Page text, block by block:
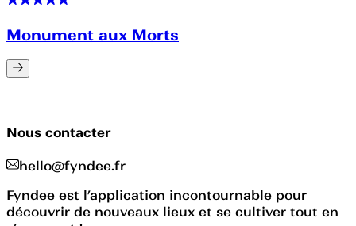
Monument aux Morts
Nous contacter
hello@fyndee.fr
Fyndee est l’application incontournable pour
découvrir de nouveaux lieux et se cultiver tout en